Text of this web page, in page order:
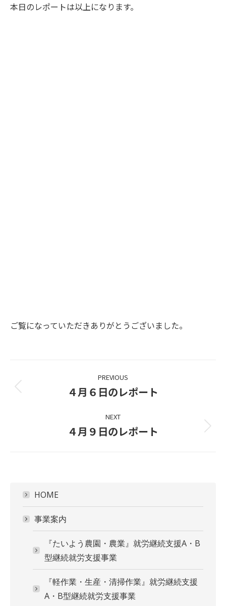
本日のレポートは以上になります。
ご覧になっていただきありがとうございました。
navigation
PREVIOUS
Previous
４月６日のレポート
NEXT
Next
４月９日のレポート
HOME
事業案内
『たいよう農園・農業』就労継続支援A・B
型継続就労支援事業
『軽作業・生産・清掃作業』就労継続支援
A・B型継続就労支援事業